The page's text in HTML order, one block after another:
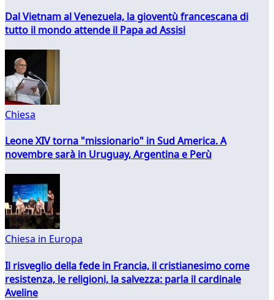
Dal Vietnam al Venezuela, la gioventù francescana di
tutto il mondo attende il Papa ad Assisi
Chiesa
Leone XIV torna "missionario" in Sud America. A
novembre sarà in Uruguay, Argentina e Perù
Chiesa in Europa
Il risveglio della fede in Francia, il cristianesimo come
resistenza, le religioni, la salvezza: parla il cardinale
Aveline